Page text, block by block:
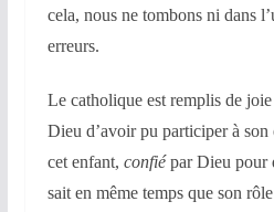
cela, nous ne tombons ni dans
erreurs.
Le catholique est remplis de
Dieu d’avoir pu participer à
cet enfant, confiépar Dieu pour
sait en même temps que son